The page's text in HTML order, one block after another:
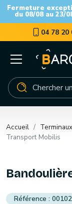
Fermeture
du 08/08 au 23/
04 78 20
Accueil Terminaux
Transport Mobilis